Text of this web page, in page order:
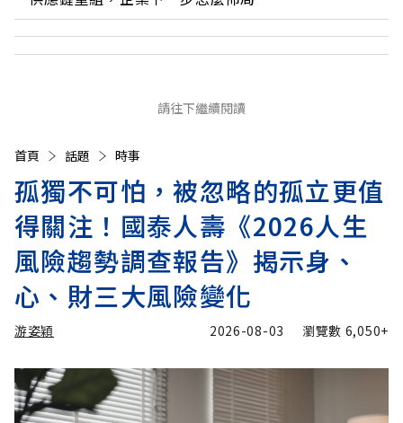
請往下繼續閱讀
首頁 話題 時事
孤獨不可怕，被忽略的孤立更值
得關注！國泰人壽《2026人生
風險趨勢調查報告》揭示身、
心、財三大風險變化
游姿穎 2026-08-03 瀏覽數 6,050+